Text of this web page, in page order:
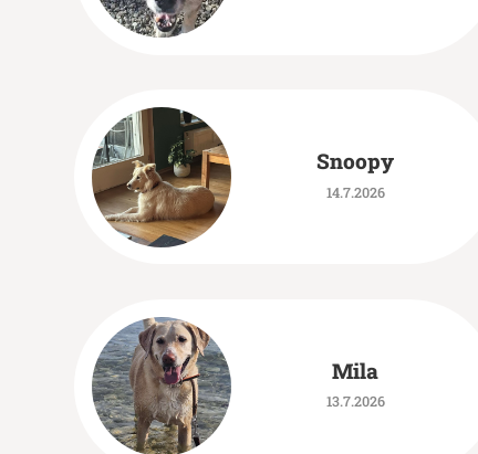
Snoopy
14.7.2026
Mila
13.7.2026